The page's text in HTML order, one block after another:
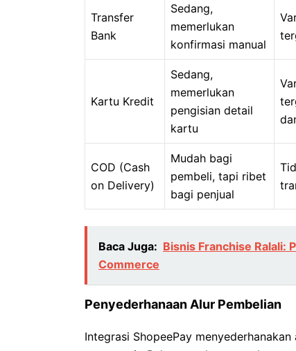
Transfer
Bank
Sedang,
memerlukan
konfirmasi manual
Kartu Kredit
Sedang,
memerlukan
pengisian detail
kartu
COD (Cash
on Delivery)
Mudah bagi
pembeli, tapi ribet
bagi penjual
Baca Juga: Bisnis Franchise Ralali:
Commerce
Penyederhanaan Alur Pembelian
Integrasi ShopeePay